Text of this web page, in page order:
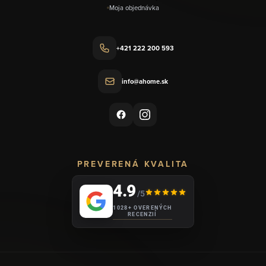
Moja objednávka
+421 222 200 593
info@ahome.sk
PREVERENÁ KVALITA
4.9/5
1028+ OVERENÝCH
RECENZIÍ